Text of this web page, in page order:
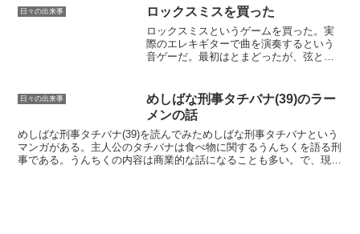
れうまい焼き牡蠣・・これもうまかった
この後はカラオケ途中で...
日々の出来事 ロックスミスを買った
ロックスミスというゲームを買った。実
際のエレキギターで曲を演奏するという
音ゲーだ。最初はとまどったが、弦とポ
結構弾ける。最近では、息子たち二人も
ギターを弾くので、「よし...
日々の出来事
めしばな刑事タチバナ(39)のラー
メンの話
めしばな刑事タチバナ(39)を読んでみためしばな刑事タチバナという
マンガがある。主人公のタチバナは食べ物に関するうんちくを語る刑
事である。うんちくの内容は商業的な話になることも多い。で、現在